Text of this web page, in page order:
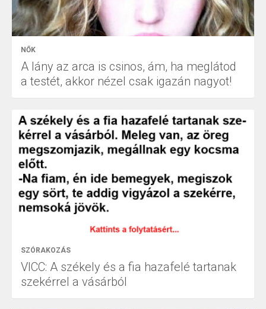
NŐK
A lány az arca is csinos, ám, ha meglátod
a testét, akkor nézel csak igazán nagyot!
SZÓRAKOZÁS
VICC: A székely és a fia hazafelé tartanak
szekérrel a vásárból